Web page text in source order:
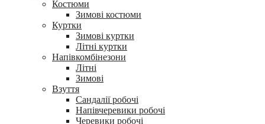
Костюми
Зимові костюми
Куртки
Зимові куртки
Літні куртки
Напівкомбінезони
Літні
Зимові
Взуття
Сандалії робочі
Напівчеревики робочі
Черевики робочі